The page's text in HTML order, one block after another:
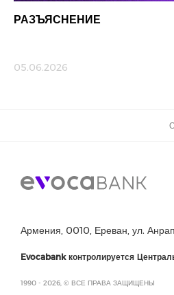
РАЗЪЯСНЕНИЕ
05.06.2026
Армения, 0010, Ереван, ул.
Evocabank контролируется
1990 - 2026, © ВСЕ ПРАВА ЗАЩИЩЕНЫ